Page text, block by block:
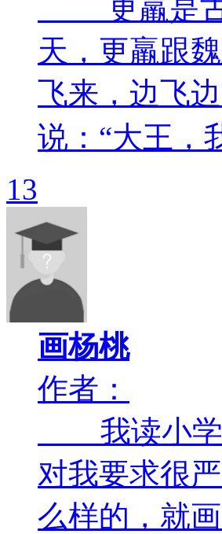
更羸是古
天，更羸跟
飞来，边飞
说：“大王，
13
画杨桃
作者：
我读小学
对我要求很
么样的，就